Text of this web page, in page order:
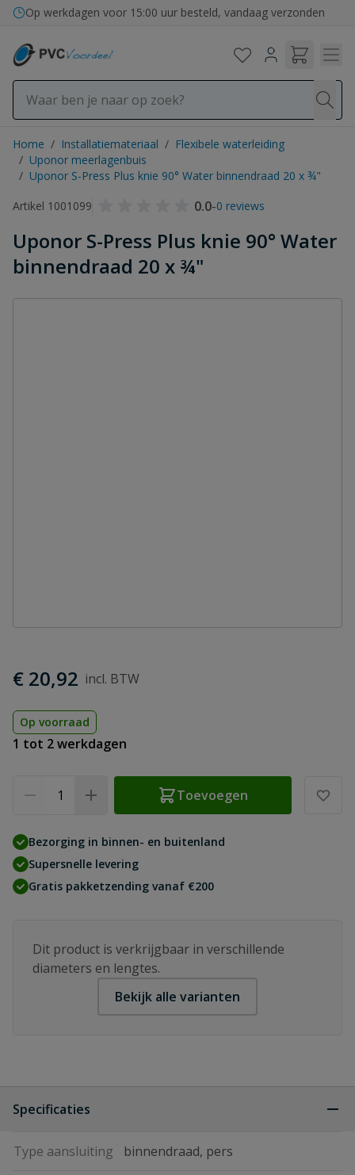
Ga naar de inhoud
Op werkdagen voor 15:00 uur besteld, vandaag verzonden
Home / Installatiemateriaal / Flexibele waterleiding
/ Uponor meerlagenbuis
/ Uponor S-Press Plus knie 90° Water binnendraad 20 x ¾"
Artikel 1001099
0.0-0 reviews
Uponor S-Press Plus knie 90° Water
binnendraad 20 x ¾"
€ 20,92
Op voorraad
1 tot 2 werkdagen
Toevoegen
Bezorging in binnen- en buitenland
Supersnelle levering
Gratis pakketzending vanaf €200
Dit product is verkrijgbaar in verschillende
diameters en lengtes.
Bekijk alle varianten
Specificaties
Type aansluiting binnendraad, pers